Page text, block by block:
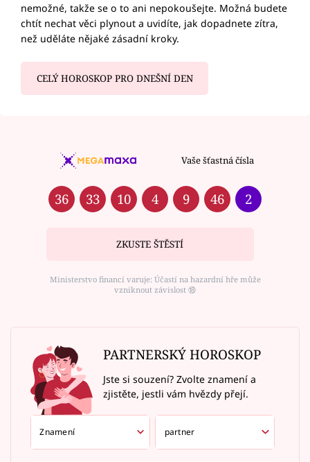
nemožné, takže se o to ani nepokoušejte. Možná budete
chtít nechat věci plynout a uvidíte, jak dopadnete zítra,
než uděláte nějaké zásadní kroky.
CELÝ HOROSKOP PRO DNEŠNÍ DEN
Vaše šťastná čísla
36 33 10 4 9 46 2
ZKUSTE ŠTĚSTÍ
Ministerstvo financí varuje: Účastí na hazardní hře může
vzniknout závislost ⑱
PARTNERSKÝ HOROSKOP
Jste si souzení? Zvolte znamení a
zjistěte, jestli vám hvězdy přejí.